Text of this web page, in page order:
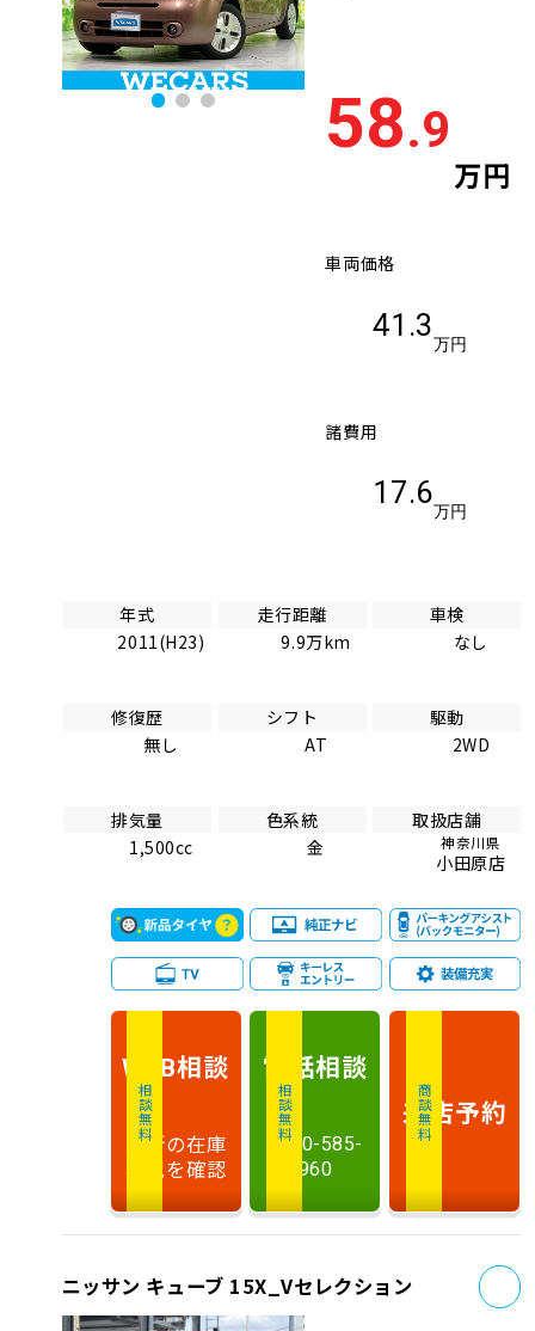
58.9
万円
車両価格
41.3
万円
諸費用
17.6
万円
年式
2011(H23)
走行距離
9.9万km
車検
なし
修復歴
無し
シフト
AT
駆動
2WD
排気量
1,500cc
色系統
金
取扱店舗
神奈川県
小田原店
相談無料
WEB相談
最新の在庫
状況を確認
相談無料
電話相談
0120-585-
960
商談無料
来店予約
ニッサン キューブ 15X_Vセレクション